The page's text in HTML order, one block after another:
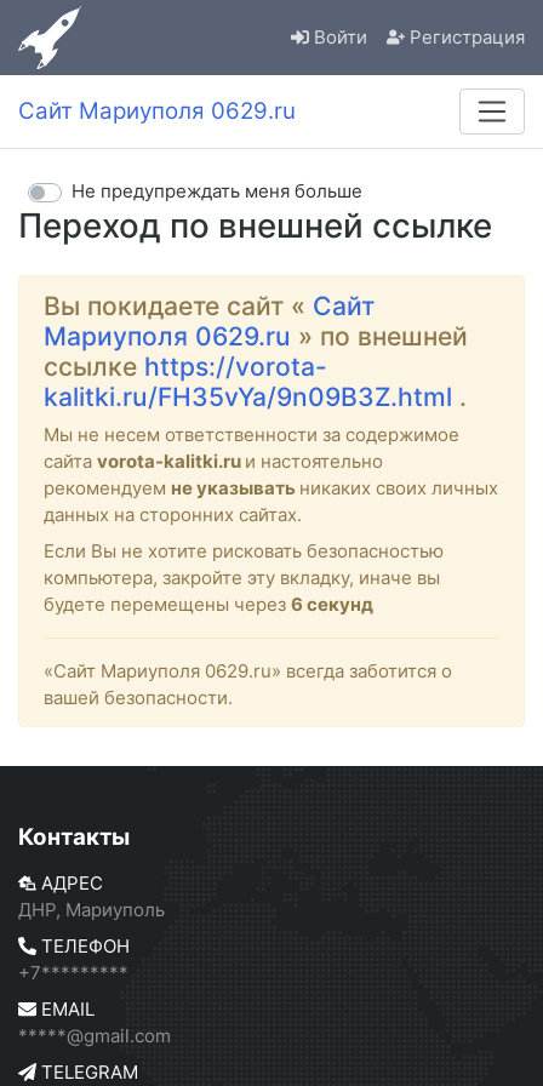
Войти Регистрация
Сайт Мариуполя 0629.ru
Переход по внешней ссылке
Не предупреждать меня больше
Вы покидаете сайт « Сайт
Мариуполя 0629.ru » по внешней
ссылке https://vorota-
kalitki.ru/FH35vYa/9n09B3Z.html .
Мы не несем ответственности за содержимое
сайта vorota-kalitki.ru и настоятельно
рекомендуем не указывать никаких своих личных
данных на сторонних сайтах.
Если Вы не хотите рисковать безопасностью
компьютера, закройте эту вкладку, иначе вы
будете перемещены через 6 секунд
«Сайт Мариуполя 0629.ru» всегда заботится о
вашей безопасности.
Контакты
АДРЕС
ДНР, Мариуполь
ТЕЛЕФОН
+7*********
EMAIL
*****@gmail.com
TELEGRAM